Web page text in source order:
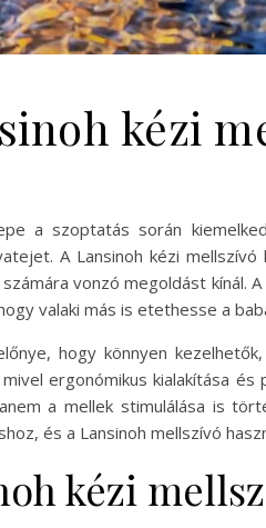
kézi
a szoptatás során
A Lansinoh kézi
számára vonzó megoldást kínál.
valaki más is etethesse a
hogy könnyen
ergonómikus kialakítása
a mellek stimulálása is
és a Lansinoh mellszívó
kézi